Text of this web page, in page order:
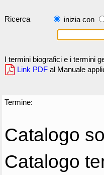
Ricerca inizia con
I termini biografici e i termini
Link PDF al Manuale
Termine:
Catalogo
Catalogo